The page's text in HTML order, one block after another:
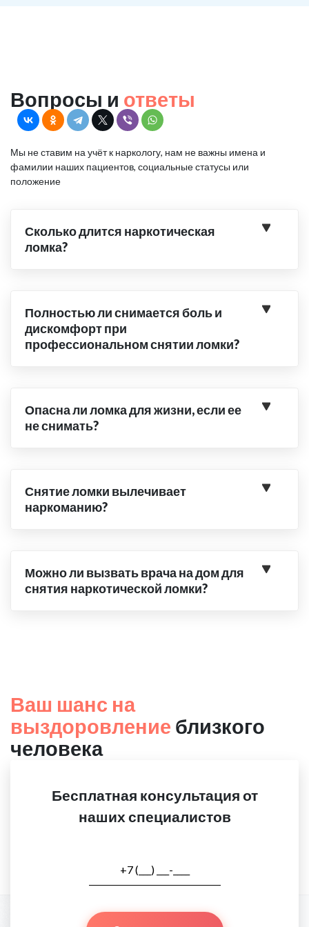
Вопросы и ответы
Мы не ставим на учёт к наркологу, нам не важны имена и
фамилии наших пациентов, социальные статусы или
положение
Сколько длится наркотическая
ломка?
Полностью ли снимается боль и
дискомфорт при
профессиональном снятии ломки?
Опасна ли ломка для жизни, если ее
не снимать?
Снятие ломки вылечивает
наркоманию?
Можно ли вызвать врача на дом для
снятия наркотической ломки?
Ваш шанс на
выздоровление близкого
человека
Бесплатная консультация от
наших специалистов